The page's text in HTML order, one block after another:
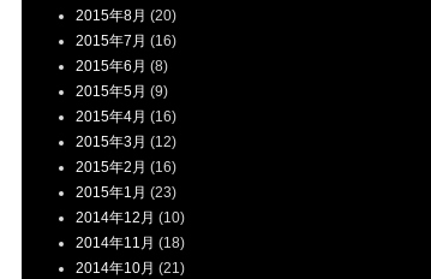
2015年8月 (20)
2015年7月 (16)
2015年6月 (8)
2015年5月 (9)
2015年4月 (16)
2015年3月 (12)
2015年2月 (16)
2015年1月 (23)
2014年12月 (10)
2014年11月 (18)
2014年10月 (21)